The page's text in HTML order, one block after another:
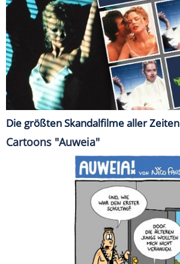
Die größten Skandalfilme aller Zeiten
Cartoons "Auweia"